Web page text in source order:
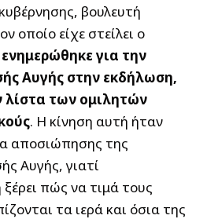
βουλευτή
οποίο είχε στείλει ο
για την
Αυγής στην εκδήλωση,
λίστα των ομιλητών
. Η κίνηση αυτή ήταν
αποσιώπησης της
Αυγής, γιατί
πώς να τιμά τους
τα ιερά και όσια της